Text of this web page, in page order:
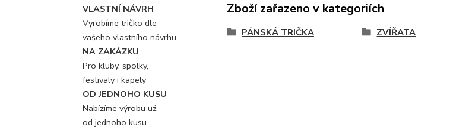
VLASTNÍ NÁVRH
Vyrobíme tričko dle
vašeho vlastního návrhu
NA ZAKÁZKU
Pro kluby, spolky,
festivaly i kapely
OD JEDNOHO KUSU
Nabízíme výrobu už
od jednoho kusu
Zboží zařazeno v kategoriích
PÁNSKÁ TRIČKA ZVÍŘATA